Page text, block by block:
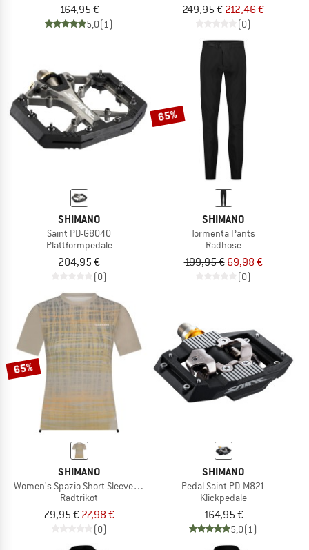
164,95 €
5,0(1)
249,95 € 212,46 €
(0)
SHIMANO
Saint PD-G8040
Plattformpedale
204,95 €
(0)
65%
SHIMANO
Tormenta Pants
Radhose
199,95 € 69,98 €
(0)
65%
SHIMANO
Women's Spazio Short Sleeves Jersey Printed
Radtrikot
79,95 € 27,98 €
(0)
SHIMANO
Pedal Saint PD-M821
Klickpedale
164,95 €
5,0(1)